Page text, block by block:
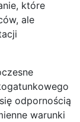
które
ale
odpornością
warunki